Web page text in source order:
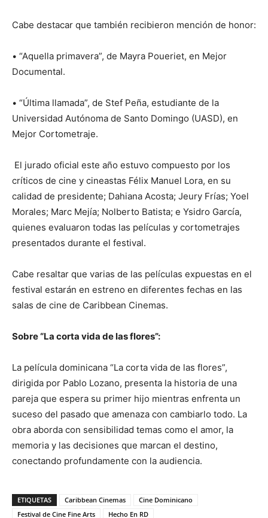
Cabe destacar que también recibieron mención de honor:
• “Aquella primavera”, de Mayra Poueriet, en Mejor
Documental.
• “Última llamada”, de Stef Peña, estudiante de la
Universidad Autónoma de Santo Domingo (UASD), en
Mejor Cortometraje.
El jurado oficial este año estuvo compuesto por los
críticos de cine y cineastas Félix Manuel Lora, en su
calidad de presidente; Dahiana Acosta; Jeury Frías; Yoel
Morales; Marc Mejía; Nolberto Batista; e Ysidro García,
quienes evaluaron todas las películas y cortometrajes
presentados durante el festival.
Cabe resaltar que varias de las películas expuestas en el
festival estarán en estreno en diferentes fechas en las
salas de cine de Caribbean Cinemas.
Sobre “La corta vida de las flores”:
La película dominicana “La corta vida de las flores”,
dirigida por Pablo Lozano, presenta la historia de una
pareja que espera su primer hijo mientras enfrenta un
suceso del pasado que amenaza con cambiarlo todo. La
obra aborda con sensibilidad temas como el amor, la
memoria y las decisiones que marcan el destino,
conectando profundamente con la audiencia.
ETIQUETAS Caribbean Cinemas
Cine Dominicano
Festival de Cine Fine Arts
Hecho En RD